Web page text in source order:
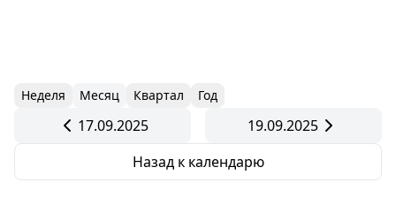
Неделя Месяц Квартал Год
17.09.2025
19.09.2025
Назад к календарю